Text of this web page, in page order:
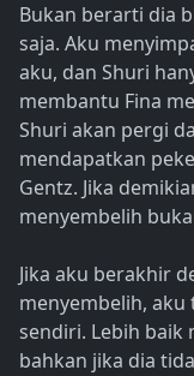
Bukan berarti dia
saja. Aku
aku, dan Shuri
membantu Fina
Shuri akan pergi
mendapatkan
Gentz. Jika
menyembelih
Jika aku berakhir
menyembelih,
sendiri. Lebih baik
bahkan jika dia